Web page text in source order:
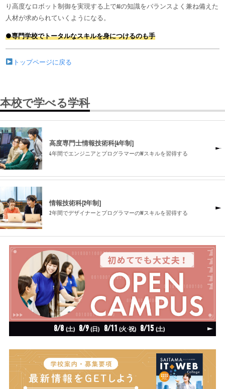
り高度なロボット制御を実現する上でAIの知識をバランスよく兼ね備えた
人材が求められていくようになる。
●専門学校でトータルなスキルを身につけるのも手
トップページに戻る
本校で学べる学科
高度専門士情報技術科[4年制]
4年間でエンジニアとプログラマーのWスキルを習得する
情報技術科[2年制]
2年間でデザイナーとプログラマーのWスキルを習得する
8/8 (土) 8/9 (日) 8/11 (火·祝) 8/15 (土)